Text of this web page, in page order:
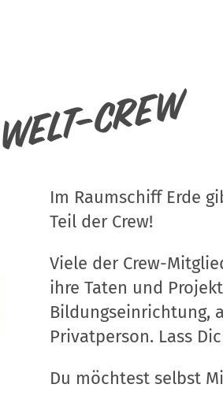
Crew
Im Raumschiff Erde
Teil der Crew!
Viele der Crew-
ihre Taten und
Bildungseinrichtung,
Privatperson. Lass
Du möchtest selbst